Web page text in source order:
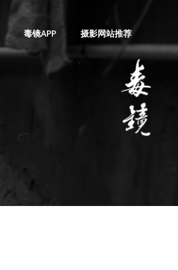
毒镜APP 摄影网站推荐